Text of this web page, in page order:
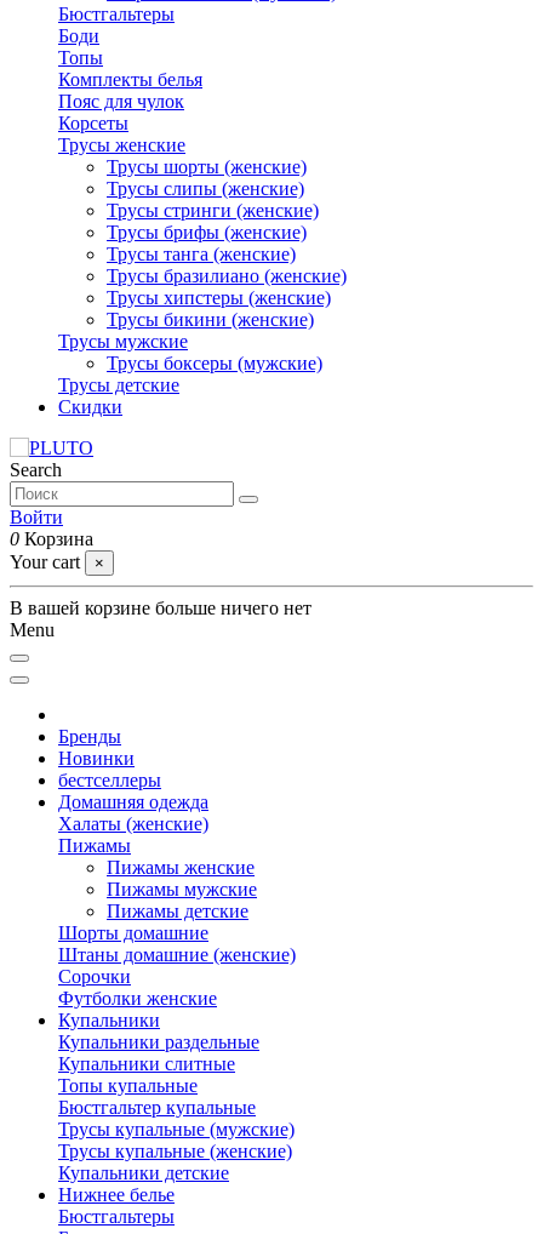
Бюстгальтеры
Боди
Топы
Комплекты белья
Пояс для чулок
Корсеты
Трусы женские
Трусы шорты (женские)
Трусы слипы (женские)
Трусы стринги (женские)
Трусы брифы (женские)
Трусы танга (женские)
Трусы бразилиано (женские)
Трусы хипстеры (женские)
Трусы бикини (женские)
Трусы мужские
Трусы боксеры (мужские)
Трусы детские
Скидки
Search
Войти
0 Корзина
Your cart
×
В вашей корзине больше ничего нет
Menu
Бренды
Новинки
бестселлеры
Домашняя одежда
Халаты (женские)
Пижамы
Пижамы женские
Пижамы мужские
Пижамы детские
Шорты домашние
Штаны домашние (женские)
Сорочки
Футболки женские
Купальники
Купальники раздельные
Купальники слитные
Топы купальные
Бюстгальтер купальные
Трусы купальные (мужские)
Трусы купальные (женские)
Купальники детские
Нижнее белье
Бюстгальтеры